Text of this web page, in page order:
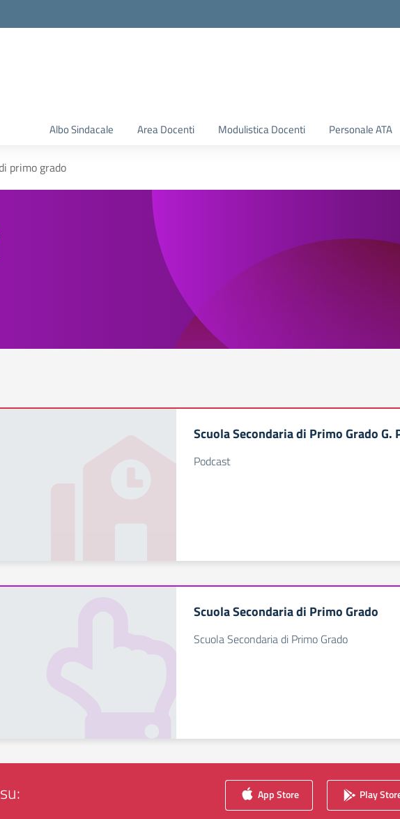
Albo Sindacale Area Docenti Modulistica Docenti Personale ATA
primo grado
Scuola Secondaria di Primo Grado G.
Podcast
Scuola Secondaria di Primo Grado
Scuola Secondaria di Primo Grado
App Store Play